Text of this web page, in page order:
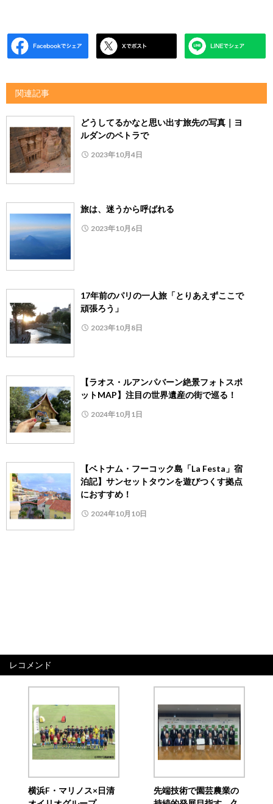
関連記事
どうしてるかなと思い出す旅先の写真｜ヨ
ルダンのペトラで
2023年10月4日
旅は、迷うから呼ばれる
2023年10月6日
17年前のパリの一人旅「とりあえずここで
頑張ろう」
2023年10月8日
【ラオス・ルアンパバーン絶景フォトスポ
ットMAP】注⽬の世界遺産の街で巡る！
2024年10月1日
【ベトナム・フーコック島「La Festa」宿
泊記】サンセットタウンを遊びつくす拠点
におすすめ！
2024年10月10日
レコメンド
横浜F・マリノス×日清
先端技術で園芸農業の